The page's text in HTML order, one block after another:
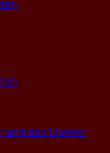
und das Usenet